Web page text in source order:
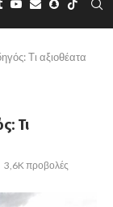
Τι αξιοθέατα
Τι
3,6Kπροβολές